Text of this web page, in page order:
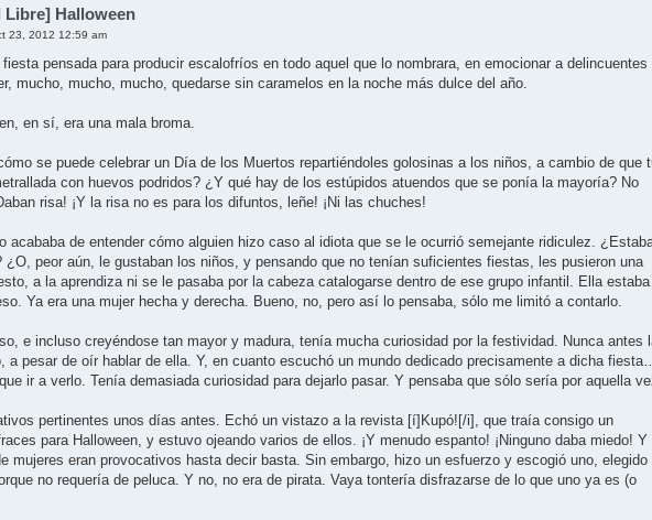
Libre] Halloween
23, 2012 12:59 am
fiesta pensada para producir escalofríos en todo aquel que lo nombrara, en emocionar a delincuentes
mucho, mucho, mucho, quedarse sin caramelos en la noche más dulce del año.
en sí, era una mala broma.
se puede celebrar un Día de los Muertos repartiéndoles golosinas a los niños, a cambio de que
con huevos podridos? ¿Y qué hay de los estúpidos atuendos que se ponía la mayoría? No
risa! ¡Y la risa no es para los difuntos, leñe! ¡Ni las chuches!
acababa de entender cómo alguien hizo caso al idiota que se le ocurrió semejante ridiculez.
¿O, peor aún, le gustaban los niños, y pensando que no tenían suficientes fiestas, les pusieron una
a la aprendiza ni se le pasaba por la cabeza catalogarse dentro de ese grupo infantil. Ella estaba
Ya era una mujer hecha y derecha. Bueno, no, pero así lo pensaba, sólo me limitó a contarlo.
e incluso creyéndose tan mayor y madura, tenía mucha curiosidad por la festividad. Nunca antes
a pesar de oír hablar de ella. Y, en cuanto escuchó un mundo dedicado precisamente a dicha
ir a verlo. Tenía demasiada curiosidad para dejarlo pasar. Y pensaba que sólo sería por aquella
pertinentes unos días antes. Echó un vistazo a la revista [í]Kupó![/i], que traía consigo un
para Halloween, y estuvo ojeando varios de ellos. ¡Y menudo espanto! ¡Ninguno daba miedo! Y
mujeres eran provocativos hasta decir basta. Sin embargo, hizo un esfuerzo y escogió uno, elegido
no requería de peluca. Y no, no era de pirata. Vaya tontería disfrazarse de lo que uno ya es (o